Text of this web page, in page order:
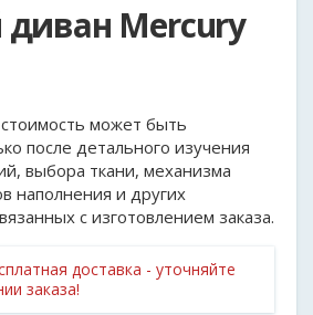
Mercury
может быть
после детального изучения
выбора ткани, механизма
наполнения и других
с изготовлением заказа.
доставка - уточняйте
заказа!